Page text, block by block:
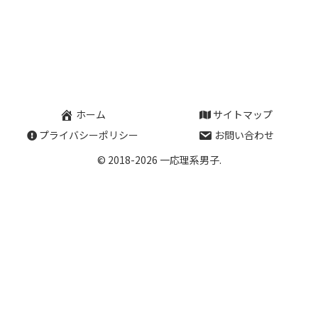
ホーム
サイトマップ
プライバシーポリシー
お問い合わせ
© 2018-2026 一応理系男子.